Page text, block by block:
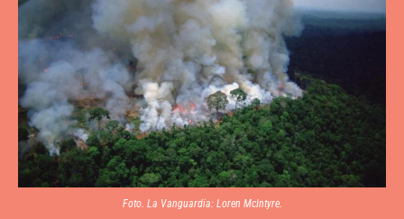
Foto. La Vanguardia: Loren McIntyre.